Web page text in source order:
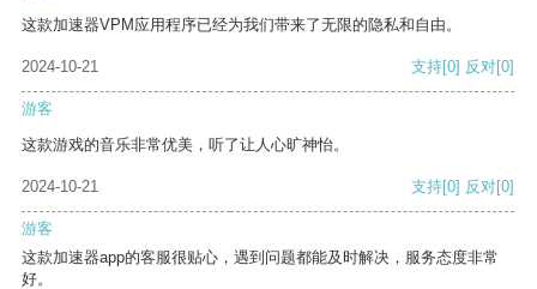
这款加速器VPM应用程序已经为我们带来了无限的隐私和自由。
2024-10-21 支持[0] 反对[0]
游客
这款游戏的音乐非常优美，听了让人心旷神怡。
2024-10-21 支持[0] 反对[0]
游客
这款加速器app的客服很贴心，遇到问题都能及时解决，服务态度非常
好。